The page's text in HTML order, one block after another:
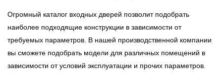
Огромный каталог входных дверей позволит подобрать
наиболее подходящие конструкции в зависимости от
требуемых параметров. В нашей производственной компании
вы сможете подобрать модели для различных помещений в
зависимости от условий эксплуатации и прочих параметров.